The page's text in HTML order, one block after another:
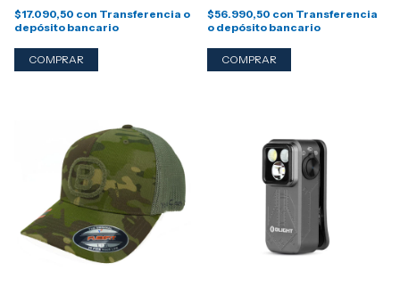
$17.090,50 con Transferencia o
depósito bancario
$56.990,50 con Transferencia
o depósito bancario